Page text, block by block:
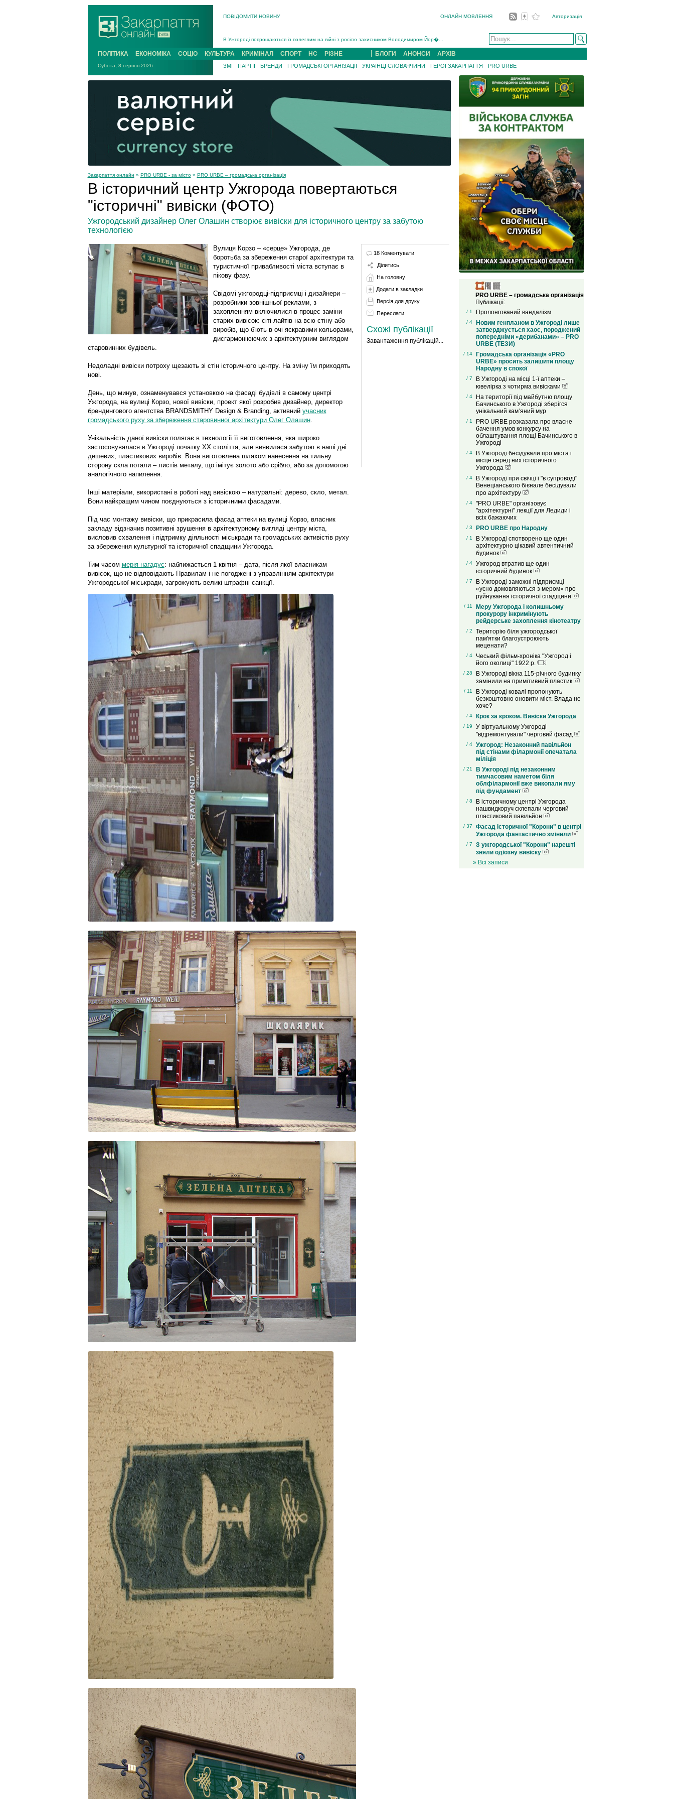
ПОВІДОМИТИ НОВИНУ ОНЛАЙН МОВЛЕННЯ Авторизація
Інструктора районного ТЦК на Закарпатті судитимуть за обвинуваченням у катув...
В Ужгороді 5 серпня попрощаються із захисником Богданом Югасом, який два роки �...
Підтвердили загибель захисника із Нанкова на Хустщині Юліана Гербея (ФОТО)[/gree...
На війні з рф поліг військовий з Виноградова Ігнат Роздяловський (ФОТО)...
На Хустщині внаслідок ДТП за участі трьох авто постраждали 13 людей (ФОТО)...
Інструктора районного ТЦК на Закарпатті судитимуть за обвинувачен...
ПОЛІТИКА ЕКОНОМІКА СОЦІО КУЛЬТУРА КРИМІНАЛ СПОРТ НС РІЗНЕ БЛОГИ АНОНСИ АРХІВ
Субота, 8 серпня 2026 ЗМІ ПАРТІЇ БРЕНДИ ГРОМАДСЬКІ ОРГАНІЗАЦІЇ УКРАЇНЦІ СЛОВАЧЧИНИ ГЕРОЇ ЗАКАРПАТТЯ PRO URBE
Закарпаття онлайн » PRO URBE - за місто» PRO URBE – громадська організація
В історичний центр Ужгорода повертаються
"історичні" вивіски (ФОТО)
Ужгородський дизайнер Олег Олашин створює вивіски для історичного центру за забутою
технологією
Вулиця Корзо – «серце» Ужгорода, де
боротьба за збереження старої архітектури та
туристичної привабливості міста вступає в
пікову фазу.
Свідомі ужгородці-підприємці і дизайнери –
розробники зовнішньої реклами, з
захопленням включилися в процес заміни
старих вивісок: сіті-лайтів на всю стіну або
виробів, що б'ють в очі яскравими кольорами,
дисгармоніюючих з архітектурним виглядом
старовинних будівель.
Недоладні вивіски потроху щезають зі стін історичного центру. На зміну їм приходять
нові.
День, що минув, ознаменувався установкою на фасаді будівлі в самому центрі
Ужгорода, на вулиці Корзо, нової вивіски, проект якої розробив дизайнер, директор
брендингового агентства BRANDSMITHY Design & Branding, активний учасник
громадського руху за збереження старовинної архітектури Олег Олашин.
Унікальність даної вивіски полягає в технології її виготовлення, яка широко
застосовувалася в Ужгороді початку XX століття, але виявилася забутою в наші дні
дешевих, пластикових виробів.
Вона виготовлена ​​шляхом нанесення на тильну
сторону скла потали – листів металу, що імітує золото або срібло, або за допомогою
аналогічного напилення.
Інші матеріали, використані в роботі над вивіскою – натуральні: дерево, скло, метал.
Вони найкращим чином поєднуються з історичними фасадами.
Під час монтажу вивіски, що прикрасила фасад аптеки на вулиці Корзо, власник
закладу відзначив позитивні зрушення в архітектурному вигляді центру міста,
висловив схвалення і підтримку діяльності міськради та громадських активістів руху
за збереження культурної та історичної спадщини Ужгорода.
Тим часом мерія нагадує: наближається 1 квітня – дата, після якої власникам
вивісок, що не відповідають Правилам і не погоджені з управлінням архітектури
Ужгородської міськради, загрожують великі штрафні санкції.
18 Коментувати
Ділитись
На головну
Додати в закладки
Версія для друку
Переслати
Схожі публікації
Завантаження публікацій...
PRO URBE – громадська організація
Публікації:
/ 1 Пролонгований вандалізм
/ 4
Новим генпланом в Ужгороді лише
затверджується хаос, породжений
попередніми «дерибанами» – PRO
URBE (ТЕЗИ)
/ 14
Громадська організація «PRO
URBE» просить залишити площу
Народну в спокої
/ 7
В Ужгороді на місці 1-ї аптеки –
ювелірка з чотирма вивісками
/ 4
На території під майбутню площу
Бачинського в Ужгороді зберігся
унікальний кам’яний мур
/ 1
PRO URBE розказала про власне
бачення умов конкурсу на
облаштування площі Бачинського в
Ужгороді
/ 4
В Ужгороді бесідували про міста і
місце серед них історичного
Ужгорода
/ 4
В Ужгороді при свічці і "в супроводі"
Венеціанського бієнале бесідували
про архітектуру
/ 4
"PRO URBE" організовує
"архітектурні" лекції для Ледиди і
всіх бажаючих
/ 3 PRO URBE про Народну
/ 1
В Ужгороді спотворено ще один
архітектурно цікавий автентичний
будинок
/ 4
Ужгород втратив ще один
історичний будинок
/ 7
В Ужгороді заможні підприємці
«усно домовляються з мером» про
руйнування історичної спадщини
/ 11
Меру Ужгорода і колишньому
прокурору інкримінують
рейдерське захоплення кінотеатру
/ 2
Територію біля ужгородської
пам'ятки благоустроюють
меценати?
/ 4
Чеський фільм-хроніка "Ужгород і
його околиці" 1922 р.
/ 28
В Ужгороді вікна 115-річного будинку
замінили на примітивний пластик
/ 11
В Ужгороді ковалі пропонують
безкоштовно оновити міст. Влада не
хоче?
/ 4 Крок за кроком. Вивіски Ужгорода
/ 19
У віртуальному Ужгороді
"відремонтували" черговий фасад
/ 4
Ужгород: Незаконний павільйон
під стінами філармонії опечатала
міліція
/ 21
В Ужгороді під незаконним
тимчасовим наметом біля
облфілармонії вже викопали яму
під фундамент
/ 8
В історичному центрі Ужгорода
нашвидкоруч склепали черговий
пластиковий павільйон
/ 37
Фасад історичної "Корони" в центрі
Ужгорода фантастично змінили
/ 7
З ужгородської "Корони" нарешті
зняли одіозну вивіску
» Всі записи